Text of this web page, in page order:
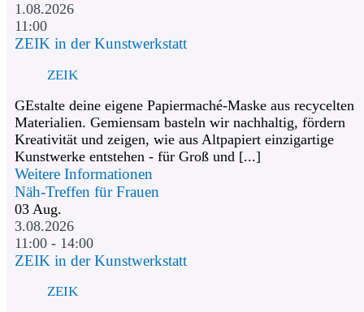
1.08.2026
11:00
ZEIK in der Kunstwerkstatt
ZEIK
GEstalte deine eigene Papiermaché-Maske aus recycelten
Materialien. Gemiensam basteln wir nachhaltig, fördern
Kreativität und zeigen, wie aus Altpapiert einzigartige
Kunstwerke entstehen - für Groß und [...]
Weitere Informationen
Näh-Treffen für Frauen
03 Aug.
3.08.2026
11:00 - 14:00
ZEIK in der Kunstwerkstatt
ZEIK